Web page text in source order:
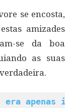
se encosta,
amizades
se da boa
as suas
era apenas